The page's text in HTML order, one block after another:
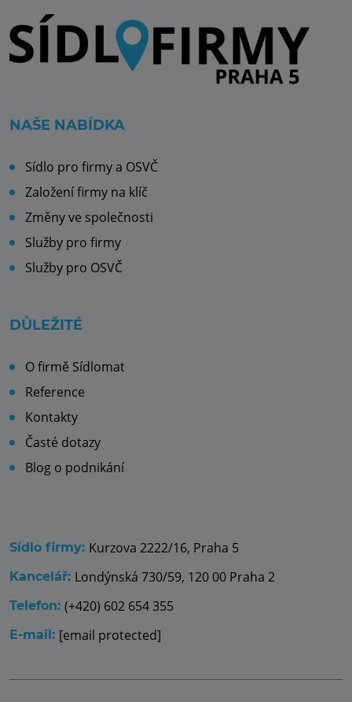
NAŠE NABÍDKA
Sídlo pro firmy a OSVČ
Založení firmy na klíč
Změny ve společnosti
Služby pro firmy
Služby pro OSVČ
DŮLEŽITÉ
O firmě Sídlomat
Reference
Kontakty
Časté dotazy
Blog o podnikání
Sídlo firmy: Kurzova 2222/16, Praha 5
Kancelář: Londýnská 730/59, 120 00 Praha 2
Telefon: (+420) 602 654 355
E-mail: [email protected]